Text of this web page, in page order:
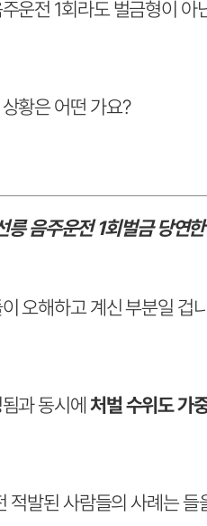
운전 1회라도 벌금형이 아
황은 어떤 가요?
릉 음주운전 1회벌금 당연
오해하고 계신 부분일 겁
과 동시에처벌 수위도 가
적발된 사람들의 사례는